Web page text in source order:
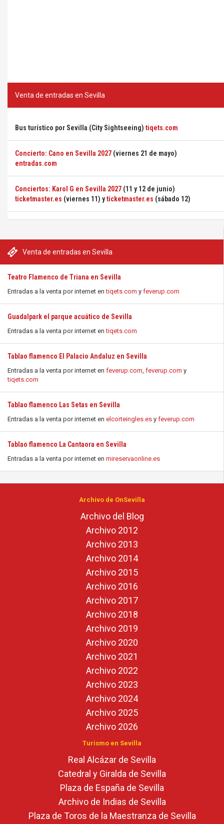
Venta de entradas en Sevilla
Teatro Flamenco de Triana en Sevilla
Entradas a la venta por internet entiqets.com y feverup.com
Guadalpark el parque acuático de Sevilla
Entradas a la venta por internet entiqets.com
Tablao flamenco El Palacio Andaluz en Sevilla
Entradas a la venta por internet en feverup.com, feverup.com y
tiqets.com
Tablao flamenco Las Setas en Sevilla
Entradas a la venta por internet en elcorteingles.es y feverup.com
Tablao flamenco La Cantaora en Sevilla
Entradas a la venta por internet en mireservaonline.es
Venta de entradas en Sevilla
Bus turístico por Sevilla (City Sightseeing) tiqets.com
Concierto: Cano en Sevilla 2027 (viernes 21 de mayo)
entradas.com
Conciertos: Karol G en Sevilla 2027 (11 y 12 de junio)
ticketmaster.es (viernes 11) yticketmaster.es (sábado 12)
Archivo de OnSevilla
Archivo del Blog
Archivo 2012
Archivo 2013
Archivo 2014
Archivo 2015
Archivo 2016
Archivo 2017
Archivo 2018
Archivo 2019
Archivo 2020
Archivo 2021
Archivo 2022
Archivo 2023
Archivo 2024
Archivo 2025
Archivo 2026
Turismo en Sevilla
Real Alcázar de Sevilla
Catedral y Giralda de Sevilla
Plaza de España de Sevilla
Archivo de Indias de Sevilla
Plaza de Toros de la Maestranza de Sevilla